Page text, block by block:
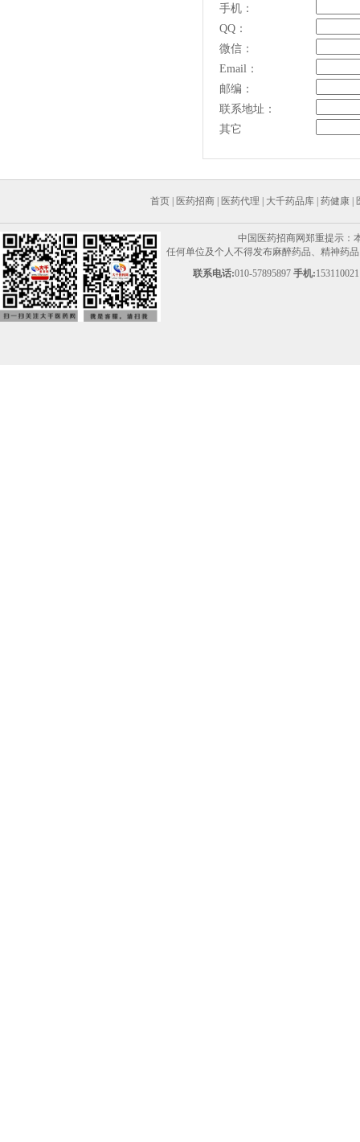
手机：
QQ：
微信：
Email：
邮编：
联系地址：
其它
首页| 医药招商| 医药代理 大千药品库| 药健康|
中国医药招商网郑重提示：
任何单位及个人不得发布麻醉药品、精神药
联系电话:010-57895897 手机: